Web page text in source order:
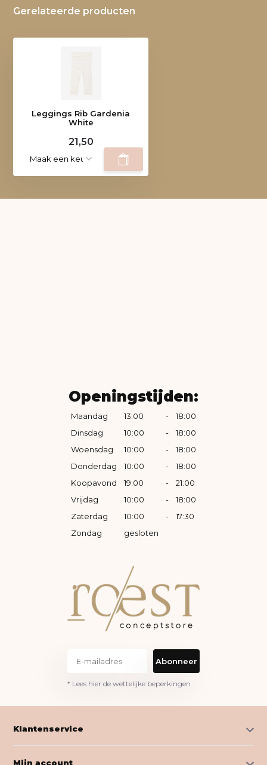
Gerelateerde producten
Leggings Rib Gardenia
White
21,50
Openingstijden:
Maandag 13:00 -
18:00
Dinsdag
10:00 -
18:00
Woensdag
10:00 -
18:00
Donderdag
10:00 -
18:00
Koopavond
19:00 -
21:00
Vrijdag
10:00 -
18:00
Zaterdag
10:00 -
17:30
Zondag
gesloten
Abonneer
* Lees hier de wettelijke beperkingen
Klantenservice
Mijn account